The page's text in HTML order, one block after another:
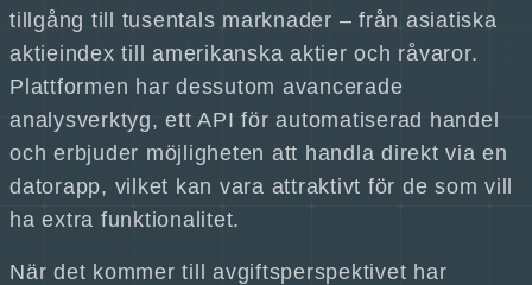
tillgång till tusentals marknader – från asiatiska
aktieindex till amerikanska aktier och råvaror.
Plattformen har dessutom avancerade
analysverktyg, ett API för automatiserad handel
och erbjuder möjligheten att handla direkt via en
datorapp, vilket kan vara attraktivt för de som vill
ha extra funktionalitet.
När det kommer till avgiftsperspektivet har